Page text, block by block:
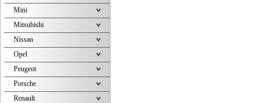
Mini
Mitsubishi
Nissan
Opel
Peugeot
Porsche
Renault